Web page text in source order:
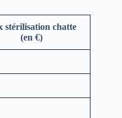
stérilisation chatte
(en €)